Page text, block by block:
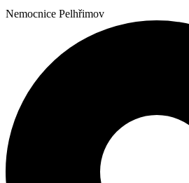
Nemocnice Pelhřimov